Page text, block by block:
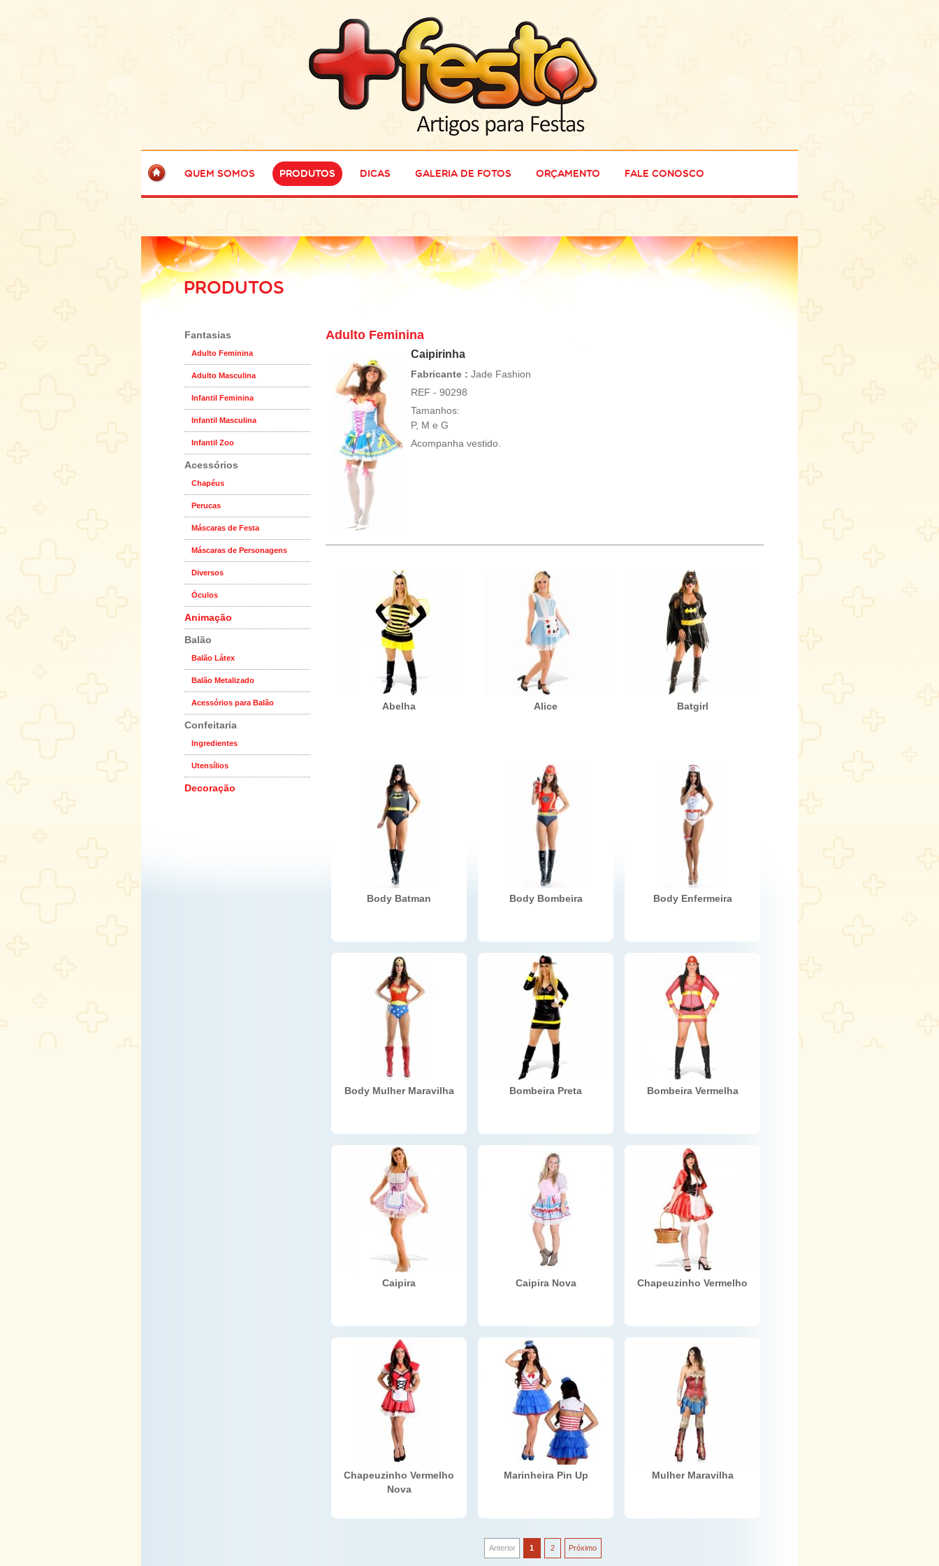
Quem Somos Produtos Dicas Galeria de Fotos Orçamento Fale Conosco
PRODUTOS
Fantasias
Adulto Feminina
Adulto Masculina
Infantil Feminina
Infantil Masculina
Infantil Zoo
Acessórios
Chapéus
Perucas
Máscaras de Festa
Máscaras de Personagens
Diversos
Óculos
Animação
Balão
Balão Látex
Balão Metalizado
Acessórios para Balão
Confeitaria
Ingredientes
Utensílios
Decoração
Adulto Feminina
Caipirinha
Fabricante : Jade Fashion
REF - 90298
Tamanhos:
P, M e G
Acompanha vestido.
Abelha Alice Batgirl
Body Batman Body Bombeira Body Enfermeira
Body Mulher Maravilha Bombeira Preta Bombeira Vermelha
Caipira Caipira Nova Chapeuzinho Vermelho
Chapeuzinho Vermelho
Nova
Marinheira Pin Up Mulher Maravilha
Anterior 1 2 Próximo